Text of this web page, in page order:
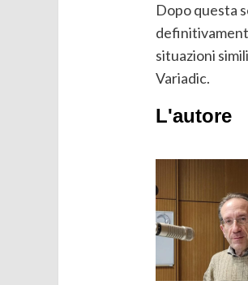
Dopo questa
situazioni
Variadic.
L'autore